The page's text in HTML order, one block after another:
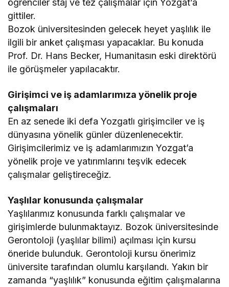
öğrenciler staj ve tez çalışmalar için Yozgat’a
gittiler.
Bozok üniversitesinden gelecek heyet yaşlılık ile
ilgili bir anket çalışması yapacaklar. Bu konuda
Prof. Dr. Hans Becker, Humanitasın eski direktörü
ile görüşmeler yapılacaktır.
Girişimci ve iş adamlarımıza yönelik proje
çalışmaları
En az senede iki defa Yozgatlı girişimciler ve iş
dünyasına yönelik günler düzenlenecektir.
Girişimcilerimiz ve iş adamlarımızın Yozgat’a
yönelik proje ve yatırımlarını teşvik edecek
çalışmalar geliştireceğiz.
Yaşlılar konusunda çalışmalar
Yaşlılarımız konusunda farklı çalışmalar ve
girişimlerde bulunmaktayız. Bozok üniversitesinde
Gerontoloji (yaşlılar bilimi) açılması için kursu
öneride bulunduk. Gerontoloji kursu önerimiz
üniversite tarafından olumlu karşılandı. Yakın bir
zamanda “yaşlılık” konusunda eğitim çalışmalarına